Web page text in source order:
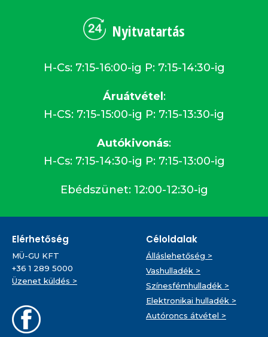
Elérhetőség
MÜ-GU KFT
+36 1 289 5000
Üzenet küldés >
Céloldalak
Álláslehetőség >
Vashulladék >
Színesfémhulladék >
Elektronikai hulladék >
Autóroncs átvétel >
Nyitvatartás
H-Cs: 7:15-16:00-ig P: 7:15-14:30-ig
Áruátvétel :
H-CS: 7:15-15:00-ig P: 7:15-13:30-ig
Autókivonás:
H-Cs: 7:15-14:30-ig P: 7:15-13:00-ig
Ebédszünet: 12:00-12:30-ig